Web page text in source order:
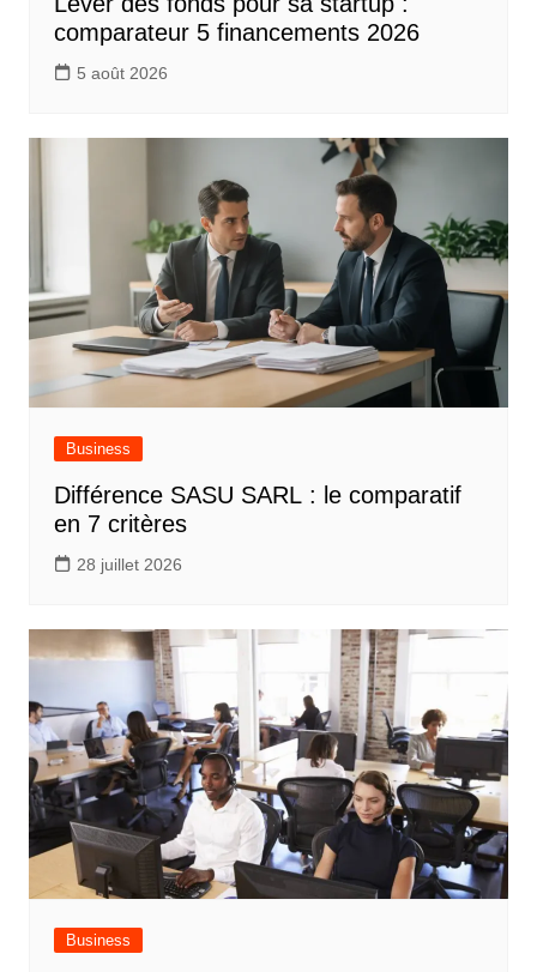
comparateur 5 financements 2026
5 août 2026
Business
Différence SASU SARL : le comparatif
en 7 critères
28 juillet 2026
Business